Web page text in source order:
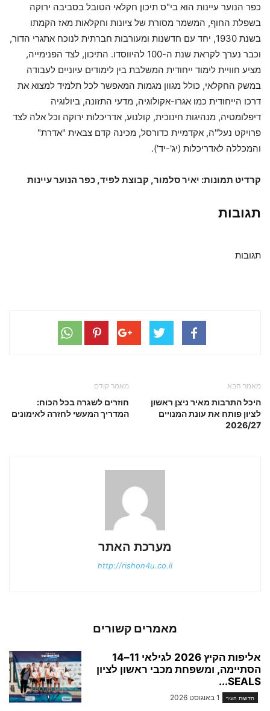
כפר הנוער עיינות הוא בי"ס תיכון חקלאי הטובל בסביבה ירוקה
בשפלת החוף, המשמר מסורת של ציונות וחקלאות מאז הקמתו
בשנת 1930, יחד עם חדשנות ומעורבות חברתית לנוכח אתגרי הדור,
וכבר נערך לקראת שנת ה-100 להיווסדו. התיכון, לצד הפנימייה,
מציע חוויית לימוד ייחודית המשלבת בין לימודים עיוניים לעבודה
במשק החקלאי, כולל מגוון מגמות המאפשר לכל תלמיד למצוא את
דרכו הייחודית כמו אגרו-אקולוגיה, מדעי התזונה, ביולוגיה
דיפלומטיה, מנהיגות חינוכית, קולנוע, אדריכלות ירוקה וכל אלה לצד
פרויקט נעל"ה, אקדמיית כדורסל, מכינה קדם צבאית "אדרת"
והמכללה לאדריכלות (יג'-יד').
קרדיט תמונות: יאיר סלמור, קבוצת לפיד, כפר הנוער עיינות
תגובות
תגובות
מאמר קודם
חוזרים לשגרה בכל הכוח:
המדריך המעשי לחזרה לאימונים
מאמר הבא
היכל התרבות מאיר ניצן ראשון
לציון פותח את עונת המנויים
2026/27
מערכת האתר
http://rishon4u.co.il
מאמרים קשורים
אליפות הקיץ 2026 לגילאי 11–14
הסתיימה, ומשפחת מכבי ראשון לציון
SEALS...
חדשות העיר 1 באוגוסט 2026